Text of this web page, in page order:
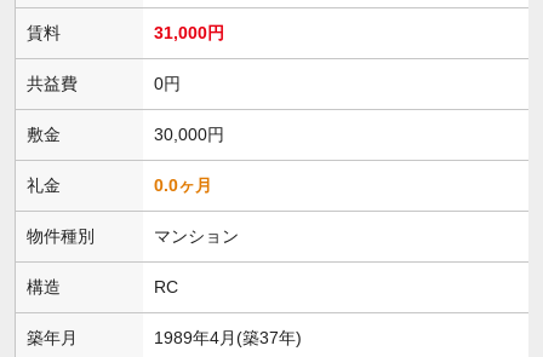
賃料 31,000円
共益費 0円
敷金 30,000円
礼金 0.0ヶ月
物件種別 マンション
構造 RC
築年月 1989年4月(築37年)